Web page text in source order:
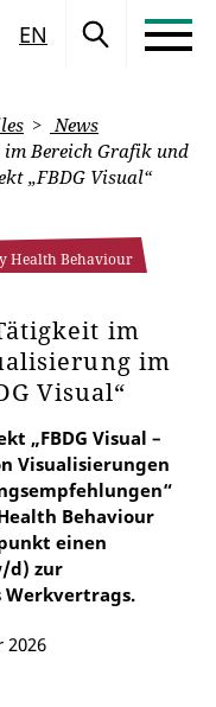
EN
News
Bereich Grafik und
„FBDG Visual“
Health Behaviour
im
im
Visual“
„FBDG Visual –
Visualisierungen
Behaviour
einen
d) zur
Werkvertrags.
2026